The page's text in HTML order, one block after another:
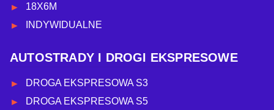
18X6M
INDYWIDUALNE
AUTOSTRADY I DROGI EKSPRESOWE
DROGA EKSPRESOWA S3
DROGA EKSPRESOWA S5